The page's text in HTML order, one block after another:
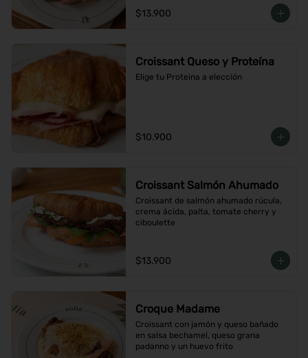
$13.900
Croissant Queso y Proteína
Elige tu Proteina a elección
$10.900
Croissant Salmón Ahumado
Croissant de salmón ahumado rúcula,
crema ácida, palta, tomate cherry y
ciboulette
$13.900
Croque Madame
Croissant con jamón y queso bañado
en salsa bechamel, queso grana
padanno y un huevo frito